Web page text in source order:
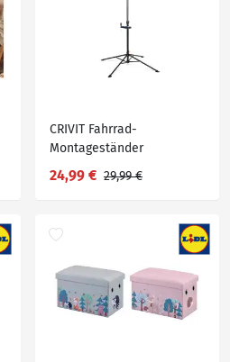
CRIVIT Fahrrad-
Montageständer
24,99 € 29,99 €